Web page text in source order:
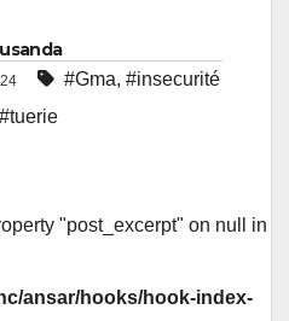
#Gma, #insecurité
#tuerie
"post_excerpt" on null in
ansar/hooks/hook-index-